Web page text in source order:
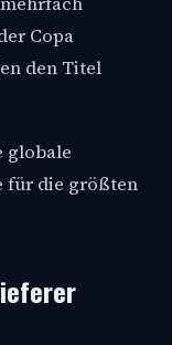
Copa
den Titel
globale
für die größten